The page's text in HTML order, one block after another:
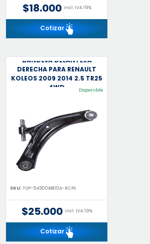
$18.000 incl. IVA 19%
Cotizar
BANDEJA DELANTERA
DERECHA PARA RENAULT
KOLEOS 2009 2014 2.5 TR25
4WD
Disponible
SKU:TOP-54500BB00A-RCPS
$25.000 incl. IVA 19%
Cotizar